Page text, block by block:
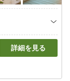
詳細を見る